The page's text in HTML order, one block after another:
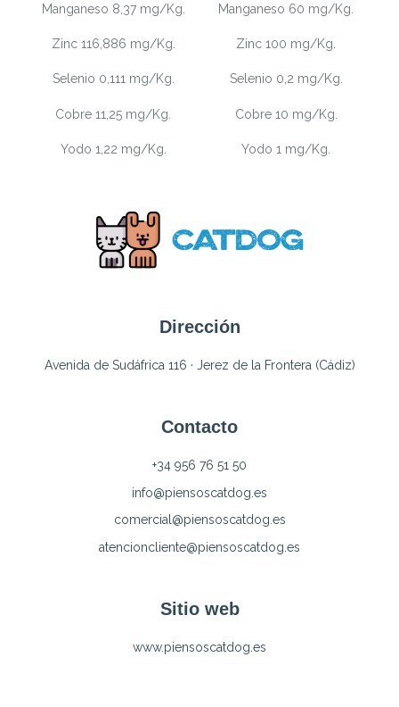
Manganeso 8,37 mg/Kg.
Zinc 116,886 mg/Kg.
Selenio 0,111 mg/Kg.
Cobre 11,25 mg/Kg.
Yodo 1,22 mg/Kg.
Manganeso 60 mg/Kg.
Zinc 100 mg/Kg.
Selenio 0,2 mg/Kg.
Cobre 10 mg/Kg.
Yodo 1 mg/Kg.
Dirección
Avenida de Sudáfrica 116 · Jerez de la Frontera (Cádiz)
Contacto
+34 956 76 51 50
info@piensoscatdog.es
comercial@piensoscatdog.es
atencioncliente@piensoscatdog.es
Sitio web
www.piensoscatdog.es